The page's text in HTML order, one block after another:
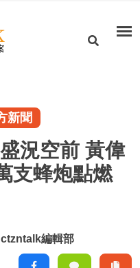
新聞
況空前 黃偉
支蜂炮點燃
ctzntalk編輯部